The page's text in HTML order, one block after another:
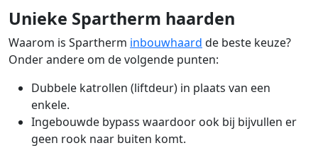
Unieke Spartherm haarden
Waarom is Spartherm inbouwhaard de beste keuze?
Onder andere om de volgende punten:
Dubbele katrollen (liftdeur) in plaats van een
enkele.
Ingebouwde bypass waardoor ook bij bijvullen er
geen rook naar buiten komt.